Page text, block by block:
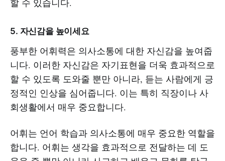
할 수 있습니다.
5. 자신감을 높이세요
풍부한 어휘력은 의사소통에 대한 자신감을 높여줍
니다. 이러한 자신감은 자기표현을 더욱 효과적으로
할 수 있도록 도와줄 뿐만 아니라, 듣는 사람에게 긍
정적인 인상을 심어줍니다. 이는 특히 직장이나 사
회생활에서 매우 중요합니다.
어휘는 언어 학습과 의사소통에 매우 중요한 역할을
합니다. 어휘는 생각을 효과적으로 전달하는 데 도